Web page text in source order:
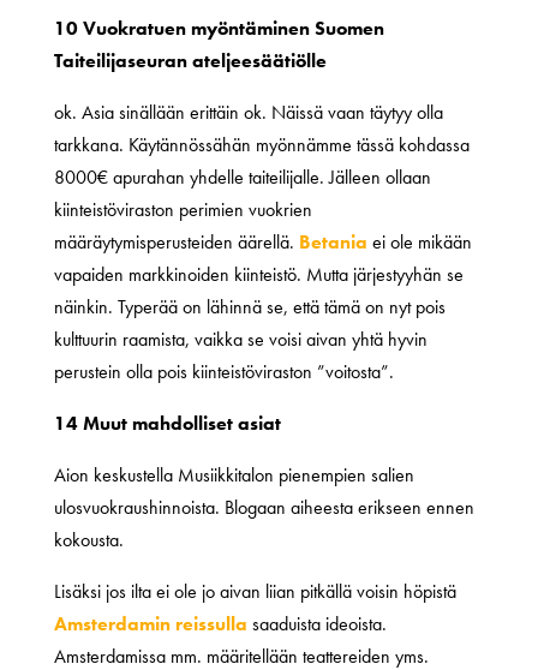
10 Vuokratuen myöntäminen Suomen
Taiteilijaseuran ateljeesäätiölle
ok. Asia sinällään erittäin ok. Näissä vaan täytyy olla
tarkkana. Käytännössähän myönnämme tässä kohdassa
8000€ apurahan yhdelle taiteilijalle. Jälleen ollaan
kiinteistöviraston perimien vuokrien
määräytymisperusteiden äärellä. Betania ei ole mikään
vapaiden markkinoiden kiinteistö. Mutta järjestyyhän se
näinkin. Typerää on lähinnä se, että tämä on nyt pois
kulttuurin raamista, vaikka se voisi aivan yhtä hyvin
perustein olla pois kiinteistöviraston ”voitosta”.
14 Muut mahdolliset asiat
Aion keskustella Musiikkitalon pienempien salien
ulosvuokraushinnoista. Blogaan aiheesta erikseen ennen
kokousta.
Lisäksi jos ilta ei ole jo aivan liian pitkällä voisin höpistä
Amsterdamin reissulla saaduista ideoista.
Amsterdamissa mm. määritellään teattereiden yms.